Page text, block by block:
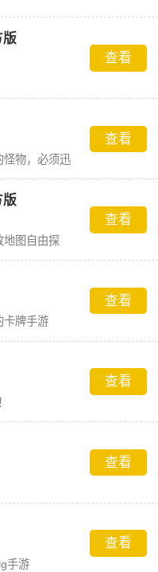
版
查看
怪物，必须迅
查看
版
地图自由探
查看
卡牌手游
查看
查看
查看
手游
查看